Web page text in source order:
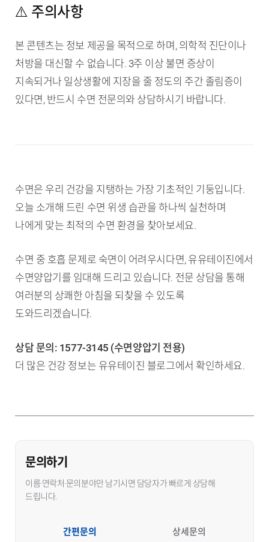
⚠️ 주의사항
본 콘텐츠는 정보 제공을 목적으로 하며, 의학적 진단이나
처방을 대신할 수 없습니다. 3주 이상 불면 증상이
지속되거나 일상생활에 지장을 줄 정도의 주간 졸림증이
있다면, 반드시 수면 전문의와 상담하시기 바랍니다.
수면은 우리 건강을 지탱하는 가장 기초적인 기둥입니다.
오늘 소개해 드린 수면 위생 습관을 하나씩 실천하며
나에게 맞는 최적의 수면 환경을 찾아보세요.
수면 중 호흡 문제로 숙면이 어려우시다면, 유유테이진에서
수면양압기를 임대해 드리고 있습니다. 전문 상담을 통해
여러분의 상쾌한 아침을 되찾을 수 있도록
도와드리겠습니다.
상담 문의: 1577-3145 (수면양압기 전용)
더 많은 건강 정보는 유유테이진 블로그에서 확인하세요.
문의하기
이름·연락처·문의분야만 남기시면 담당자가 빠르게 상담해
드립니다.
간편문의 상세문의